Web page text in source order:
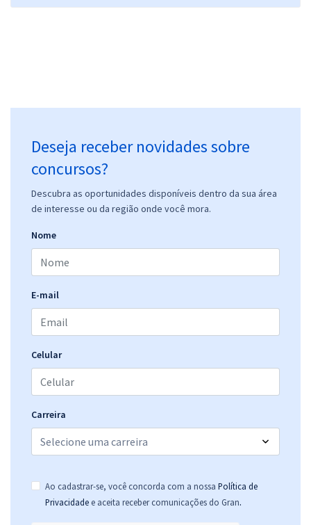
Deseja receber novidades sobre
concursos?
Descubra as oportunidades disponíveis dentro da sua área
de interesse ou da região onde você mora.
Nome
E-mail
Celular
Carreira
Ao cadastrar-se, você concorda com a nossa Política de
Privacidade e aceita receber comunicações do Gran.